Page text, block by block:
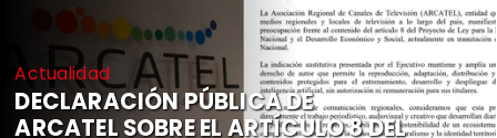
Actualidad
DECLARACIÓN PÚBLICA DE
ARCATEL SOBRE EL ARTÍCULO 8 DEL